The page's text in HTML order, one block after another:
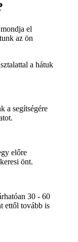
el
az ön
a hátuk
a segítségére
előre
önt.
30 - 60
ettől tovább is